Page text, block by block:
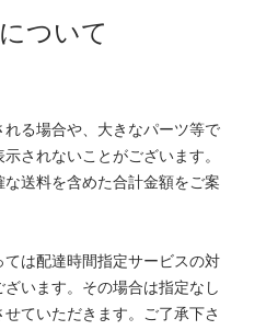
ついて
る場合や、大きなパーツ等で
されないことがございます。
送料を含めた合計金額をご案
は配達時間指定サービスの対
います。その場合は指定なし
ていただきます。ご了承下さ